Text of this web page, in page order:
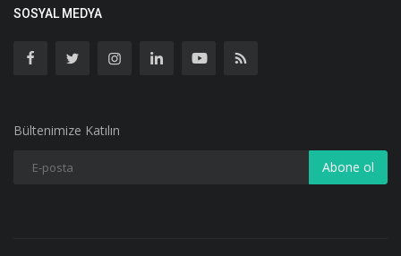
SOSYAL MEDYA
Bültenimize Katılın
Abone ol